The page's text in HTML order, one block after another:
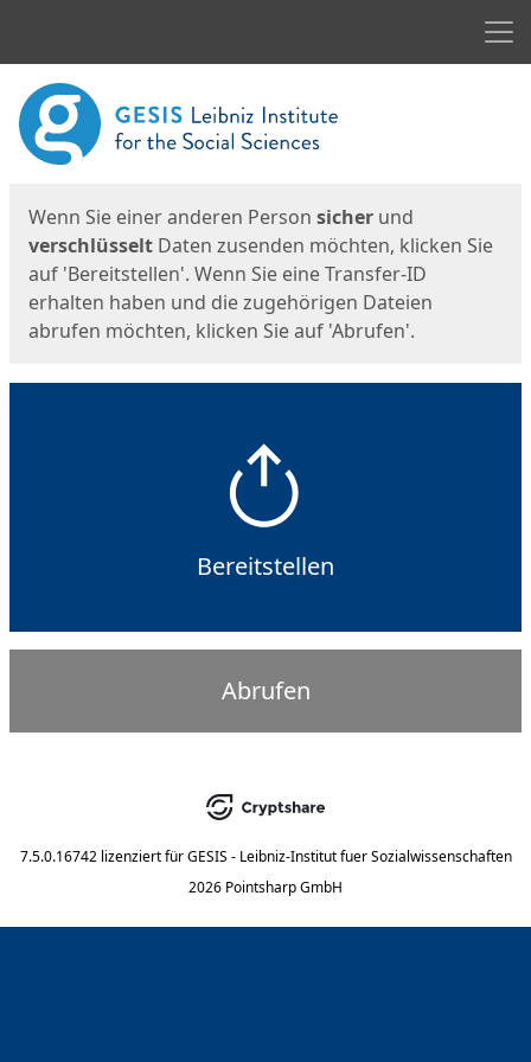
Start
Wenn Sie einer anderen Person sicher und
verschlüsselt Daten zusenden möchten, klicken Sie
auf 'Bereitstellen'. Wenn Sie eine Transfer-ID
erhalten haben und die zugehörigen Dateien
abrufen möchten, klicken Sie auf 'Abrufen'.
Bereitstellen
Abrufen
7.5.0.16742 lizenziert für GESIS - Leibniz-Institut fuer Sozialwissenschaften
2026 Pointsharp GmbH